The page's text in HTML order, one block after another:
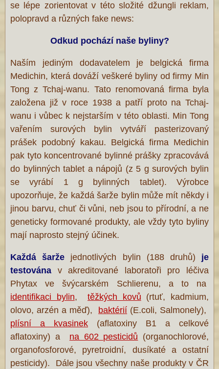
se lépe zorientovat v této složité džungli reklam,
polopravd a různých fake news:
Odkud pochází naše byliny?
Naším jediným dodavatelem je belgická firma
Medichin, která dováží veškeré byliny od firmy Min
Tong z Tchaj-wanu. Tato renomovaná firma byla
založena již v roce 1938 a patří proto na Tchaj-
wanu i vůbec k nejstarším v této oblasti. Min Tong
vařením surových bylin vytváří pasterizovaný
prášek podobný kakau. Belgická firma Medichin
pak tyto koncentrované bylinné prášky zpracovává
do bylinných tablet a nápojů (z 5 g surových bylin
se vyrábí 1 g bylinných tablet). Výrobce
upozorňuje, že každá šarže bylin může mít někdy i
jinou barvu, chuť či vůni, neb jsou to přírodní, a ne
geneticky formované produkty, ale vždy tyto byliny
mají naprosto stejný účinek.
Každá šarže jednotlivých bylin (188 druhů) je
testována v akreditované laboratoři pro léčiva
Phytax ve švýcarském Schlierenu, a to na
identifikaci bylin,těžkých kovů (rtuť, kadmium,
olovo, arzén a měď), baktérií (E.coli, Salmonely),
plísní a kvasinek (aflatoxiny B1 a celkové
aflatoxiny) a na 602 pesticidů (organochlorové,
organofosforové, pyretroidní, dusíkaté a ostatní
pesticidy). Dále jsou všechny naše produkty v ČR